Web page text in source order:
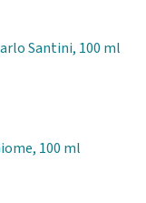
Santini, 100 ml
100 ml